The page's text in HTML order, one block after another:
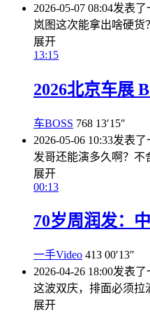
2026-05-07 08:04发表了
岚图这次能拿出啥硬货？
展开
13:15
2026北京车展
车BOSS 768 13′15″
2026-05-06 10:33发表了
发哥还能演多久啊？不
展开
00:13
70岁周润发：
一手Video 413 00′13″
2026-04-26 18:00发表了
这波双庆，排面必须拉
展开